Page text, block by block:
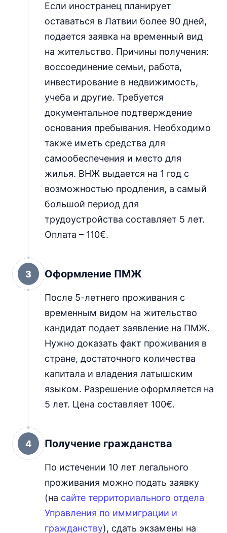
Если иностранец планирует
оставаться в Латвии более 90 дней,
подается заявка на временный вид
на жительство. Причины получения:
воссоединение семьи, работа,
инвестирование в недвижимость,
учеба и другие. Требуется
документальное подтверждение
основания пребывания. Необходимо
также иметь средства для
самообеспечения и место для
жилья. ВНЖ выдается на 1 год с
возможностью продления, а самый
большой период для
трудоустройства составляет 5 лет.
Оплата – 110€.
3 Оформление ПМЖ
После 5-летнего проживания с
временным видом на жительство
кандидат подает заявление на ПМЖ.
Нужно доказать факт проживания в
стране, достаточного количества
капитала и владения латышским
языком. Разрешение оформляется на
5 лет. Цена составляет 100€.
4 Получение гражданства
По истечении 10 лет легального
проживания можно подать заявку
(на сайте территориального отдела
Управления по иммиграции и
гражданству), сдать экзамены на